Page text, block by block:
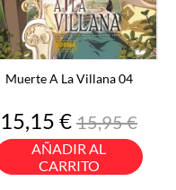
Muerte A La Villana 04
Precio
15,15 €Precio
base
15,95 €
AÑADIR AL
CARRITO